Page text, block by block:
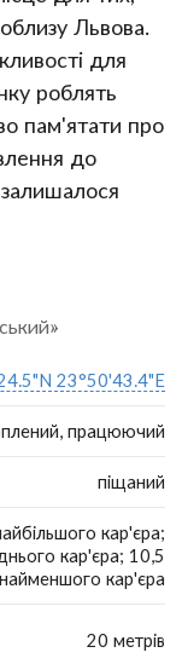
Львова.
для
роблять
пам'ятати про
до
23°50'43.4"E
працюючий
піщаний
кар'єра;
кар'єра; 10,5
кар'єра
20 метрів